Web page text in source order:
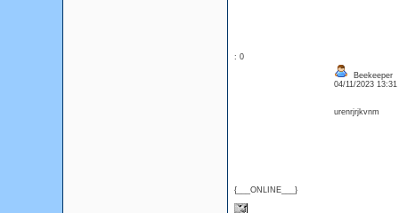
: 0
{___ONLINE___}
Beekeeper
04/11/2023
urenrjrjkvnm